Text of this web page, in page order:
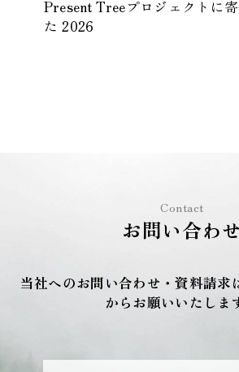
Present Treeプロジェクトに
た 2026
Contact
お問い合わせ
当社へのお問い合わせ・資料請求
からお願いいたしま